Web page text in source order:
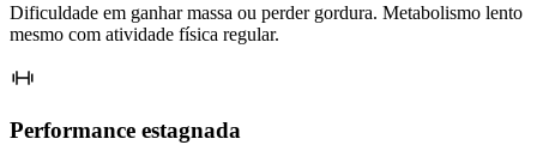
Dificuldade em ganhar massa ou perder gordura. Metabolismo lento
mesmo com atividade física regular.
Performance estagnada